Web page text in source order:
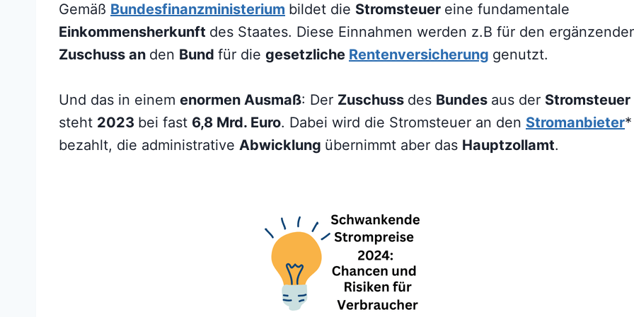
Gemäß Bundesfinanzministerium bildet die Stromsteuer eine fundamentale
Einkommensherkunft des Staates. Diese Einnahmen werden z.B für den
Zuschuss an den Bund für die gesetzliche Rentenversicherung genutzt.
Und das in einem enormen Ausmaß: Der Zuschuss des Bundes aus der Stromsteuer
steht 2023 bei fast 6,8 Mrd. Euro. Dabei wird die Stromsteuer an den Stromanbieter*
bezahlt, die administrative Abwicklung übernimmt aber das Hauptzollamt.